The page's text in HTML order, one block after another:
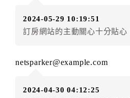
訂單異動後，訂單費用總計小
房者不得要求退其差額。（限原
．訂房者因故辦理訂單異動，本
款。（提出申辦日為保留起算日
2024-05-29 10:19:51
訂房網站的主動關心十分貼心
netsparker@example.com
2024-04-30 04:12:25